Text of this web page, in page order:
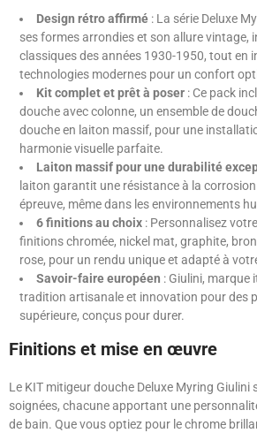
Design rétro affirmé : La série Deluxe
ses formes arrondies et son allure vintage,
classiques des années 1930-1950, tout en
technologies modernes pour un confort
Kit complet et prêt à poser : Ce pack
douche avec colonne, un ensemble de
douche en laiton massif, pour une
harmonie visuelle parfaite.
Laiton massif pour une durabilité
laiton garantit une résistance à la
épreuve, même dans les environnements
6 finitions au choix : Personnalisez
finitions chromée, nickel mat, graphite,
rose, pour un rendu unique et adapté à
Savoir-faire européen : Giulini, marque
tradition artisanale et innovation pour des
supérieure, conçus pour durer.
Finitions et mise en œuvre
Le KIT mitigeur douche Deluxe Myring Giulini
soignées, chacune apportant une
de bain. Que vous optiez pour le chrome